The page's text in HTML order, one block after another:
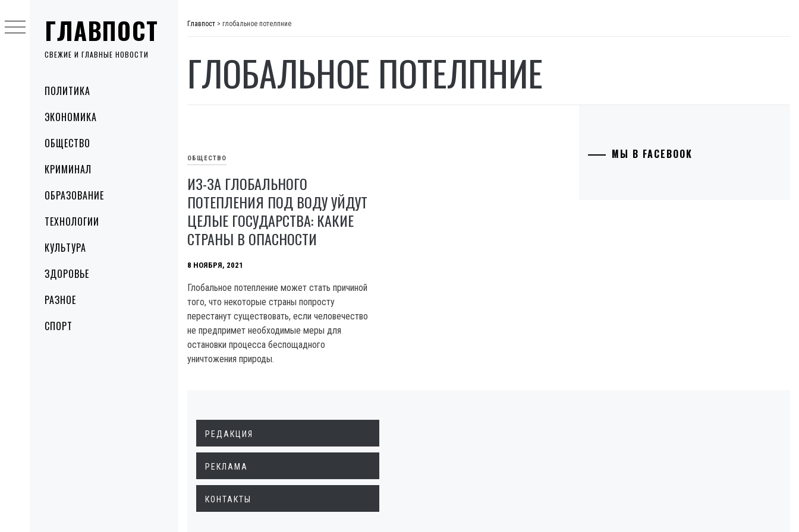
ГЛАВПОСТ
СВЕЖИЕ И ГЛАВНЫЕ НОВОСТИ
MenuПОЛИТИКА
ЭКОНОМИКА
ОБЩЕСТВО
КРИМИНАЛ
ОБРАЗОВАНИЕ
ТЕХНОЛОГИИ
КУЛЬТУРА
ЗДОРОВЬЕ
РАЗНОЕ
СПОРТ
to
content
Главпост > глобальное потелпние
ГЛОБАЛЬНОЕ ПОТЕЛПНИЕ
ОБЩЕСТВО
ИЗ-ЗА ГЛОБАЛЬНОГО
ПОТЕПЛЕНИЯ ПОД ВОДУ УЙДУТ
ЦЕЛЫЕ ГОСУДАРСТВА: КАКИЕ
СТРАНЫ В ОПАСНОСТИ
8 НОЯБРЯ, 2021
Глобальное потепление может стать причиной
того, что некоторые страны попросту
перестанут существовать, если человечество
не предпримет необходимые меры для
остановки процесса беспощадного
уничтожения природы.
МЫ В FACEBOOK
РЕДАКЦИЯ
РЕКЛАМА
КОНТАКТЫ